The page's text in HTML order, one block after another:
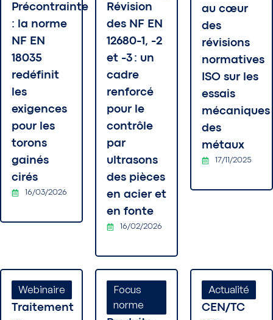
Précontrainte
: la norme
NF EN
18035
redéfinit
les
exigences
pour les
torons
gainés
cirés
16/03/2026
Révision
des NF EN
12680-1, -2
et -3 : un
cadre
renforcé
pour le
contrôle
par
ultrasons
des pièces
en acier et
en fonte
16/02/2026
au cœur
des
révisions
normatives
ISO sur les
essais
mécaniques
des
métaux
17/11/2025
Webinaire
Traitement
Focus
norme
Actualité
CEN/TC